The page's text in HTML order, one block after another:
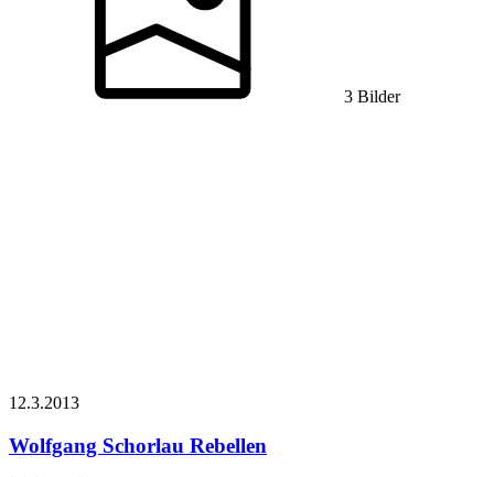
3 Bilder
12.3.2013
Wolfgang Schorlau Rebellen